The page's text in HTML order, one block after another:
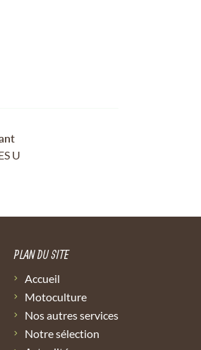
U
PLAN DU SITE
Accueil
Motoculture
Nos autres services
Notre sélection